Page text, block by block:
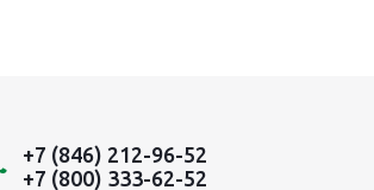
+7 (846) 212-96-52
+7 (800) 333-62-52